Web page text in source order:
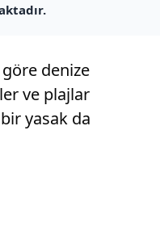
denize
ve plajlar
yasak da